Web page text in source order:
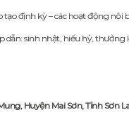
định kỳ – các hoạt động nội
dẫn: sinh nhật, hiếu hỷ, thưởng
Huyện Mai Sơn, Tỉnh Sơn